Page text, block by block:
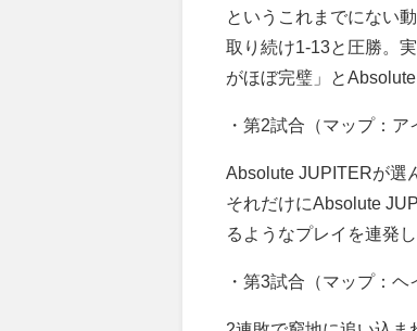
というこれまでにない
取り続け1-13と圧勝。
がほぼ完璧」と
・第2試合（マップ：ア
Absolute JUPITERが選
それだけにAbsolute
るようなプレイを連発し
・第3試合（マップ：ヘ